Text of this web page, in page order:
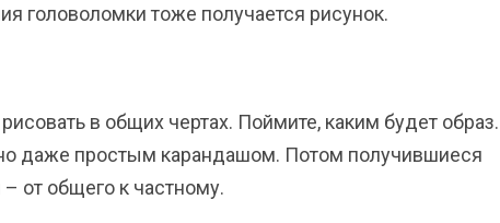
головоломки тоже получается рисунок.
в общих чертах. Поймите, каким будет образ.
даже простым карандашом. Потом получившиеся
от общего к частному.